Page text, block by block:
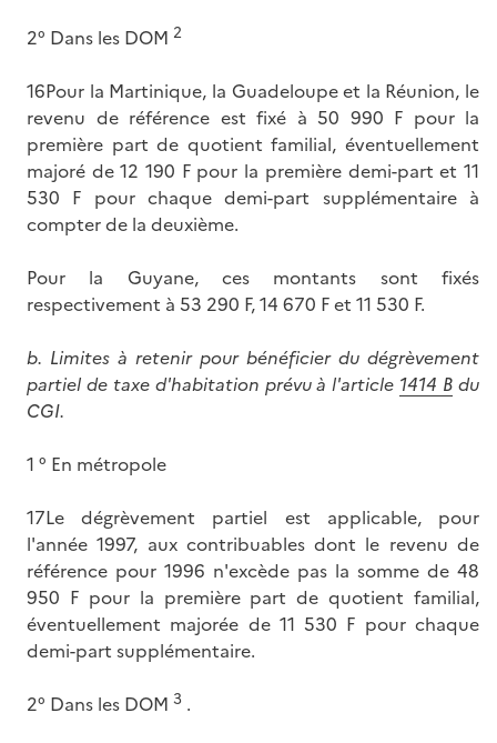
2° Dans les DOM 2
16Pour la Martinique, la Guadeloupe et la Réunion, le
revenu de référence est fixé à 50 990 F pour la
première part de quotient familial, éventuellement
majoré de 12 190 F pour la première demi-part et 11
530 F pour chaque demi-part supplémentaire à
compter de la deuxième.
Pour la Guyane, ces montants sont fixés
respectivement à 53 290 F, 14 670 F et 11 530 F.
b. Limites à retenir pour bénéficier du dégrèvement
partiel de taxe d'habitation prévu à l'article 1414 B du
CGI.
1 ° En métropole
17Le dégrèvement partiel est applicable, pour
l'année 1997, aux contribuables dont le revenu de
référence pour 1996 n'excède pas la somme de 48
950 F pour la première part de quotient familial,
éventuellement majorée de 11 530 F pour chaque
demi-part supplémentaire.
2° Dans les DOM 3 .